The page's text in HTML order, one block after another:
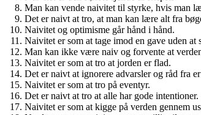
Man kan vende naivitet til styrke, hvis man
Det er naivt at tro, at man kan lære alt fra
Naivitet og optimisme går hånd i hånd.
Naivitet er som at tage imod en gave uden at
Man kan ikke være naiv og forvente at
Naivitet er som at tro at jorden er flad.
Det er naivt at ignorere advarsler og råd fra
Naivitet er som at tro på eventyr.
Det er naivt at tro at alle har gode intentioner.
Naivitet er som at kigge på verden gennem